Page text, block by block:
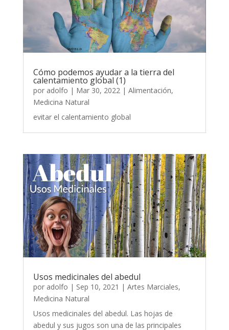
Cómo podemos ayudar a la tierra del
calentamiento global (1)
por adolfo | Mar 30, 2022 | Alimentación,
Medicina Natural
evitar el calentamiento global
Usos medicinales del abedul
por adolfo | Sep 10, 2021 | Artes Marciales,
Medicina Natural
Usos medicinales del abedul. Las hojas de
abedul y sus jugos son una de las principales